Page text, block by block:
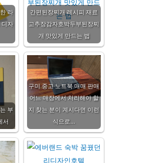
라
디자
간편된장찌개 레시피 재료
고추장감자호박두부된장찌
개 맛있게 만드는 법
부
서
구미 중고 노트북 매매 판매
어느 매장에서 처리해야 할
지 찾는 분이 계시다면 이런
식으로…